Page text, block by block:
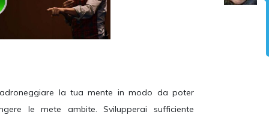
la tua mente in modo da poter
le mete ambite. Svilupperai sufficiente